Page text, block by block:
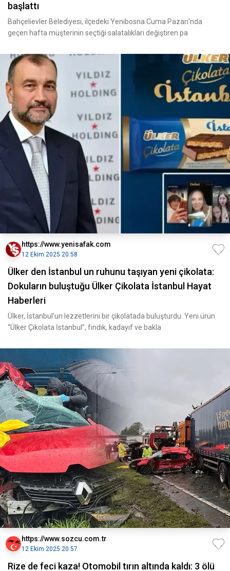
başlattı
Bahçelievler Belediyesi, ilçedeki Yenibosna Cuma Pazarı'nda
geçen hafta müşterinin seçtiği salatalıkları değiştiren pa
https://www.yenisafak.com
12 Ekim 2025 20:58
Ülker den İstanbul un ruhunu taşıyan yeni çikolata:
Dokuların buluştuğu Ülker Çikolata İstanbul Hayat
Haberleri
Ülker, İstanbul’un lezzetlerini bir çikolatada buluşturdu. Yeni ürün
“Ülker Çikolata İstanbul”, fındık, kadayıf ve bakla
https://www.sozcu.com.tr
12 Ekim 2025 20:57
Rize de feci kaza! Otomobil tırın altında kaldı: 3 ölü